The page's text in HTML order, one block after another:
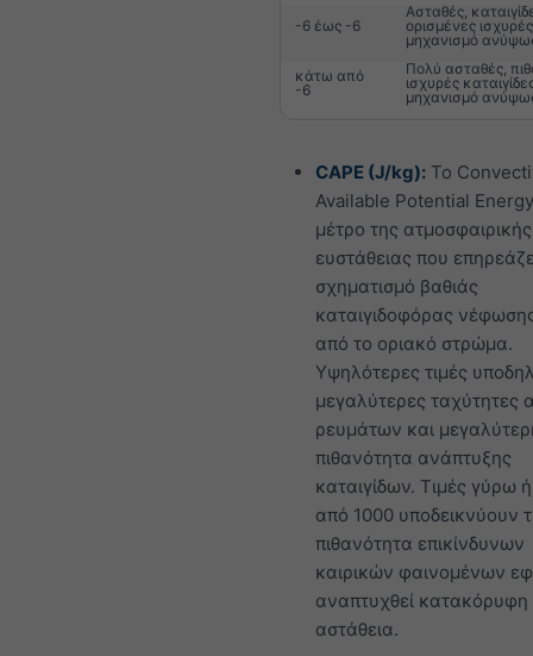
-6 έως -6
Ασταθές,
ορισμένες
μηχανισμό
κάτω από
-6
Πολύ ασταθές,
ισχυρές
μηχανισμό
CAPE (J/kg): Το
Available Potential Energy
μέτρο της ατμοσφαιρικής
ευστάθειας που
σχηματισμό βαθιάς
καταιγιδοφόρας
από το οριακό στρώμα.
Υψηλότερες τιμές
μεγαλύτερες ταχύτητες
ρευμάτων και
πιθανότητα ανάπτυξης
καταιγίδων. Τιμές γύρω
από 1000 υποδεικνύουν
πιθανότητα επικίνδυνων
καιρικών φαινομένων
αναπτυχθεί κατακόρυφη
αστάθεια.